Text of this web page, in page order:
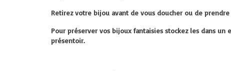
Retirez votre bijou avant de vous doucher ou de
Pour préserver vos bijoux fantaisies stockez les dans
présentoir.